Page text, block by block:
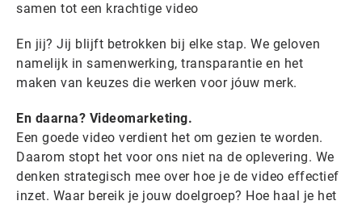
samen tot een krachtige video
En jij? Jij blijft betrokken bij elke stap. We geloven
namelijk in samenwerking, transparantie en het
maken van keuzes die werken voor jóuw merk.
En daarna? Videomarketing.
Een goede video verdient het om gezien te worden.
Daarom stopt het voor ons niet na de oplevering. We
denken strategisch mee over hoe je de video effectief
inzet. Waar bereik je jouw doelgroep? Hoe haal je het